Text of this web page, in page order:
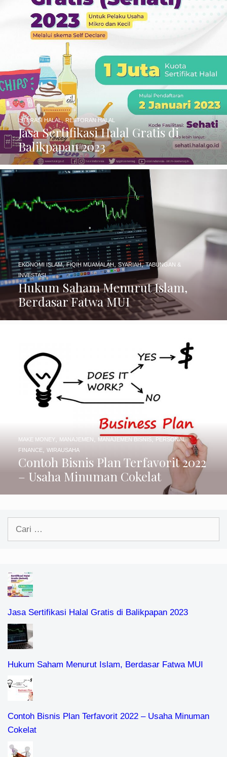
Jasa Sertifikasi Halal Gratis di
Balikpapan 2023
LITERASI HALAL, RESTORAN HALAL
Hukum Saham Menurut Islam,
Berdasar Fatwa MUI
EKONOMI ISLAM,FIQIH MUAMALAH , SYARIAH,TABUNGAN &
INVESTASI
Contoh Bisnis Plan Terfavorit 2022
– Usaha Minuman Cokelat
MAKE MONEY, MANAJEMEN MANAJEMEN BISNIS,
PERSONAL
FINANCE, WIRAUSAHA
Cari
Jasa Sertifikasi Halal Gratis di Balikpapan 2023
Hukum Saham Menurut Islam, Berdasar Fatwa MUI
Contoh Bisnis Plan Terfavorit 2022 – Usaha Minuman
Cokelat